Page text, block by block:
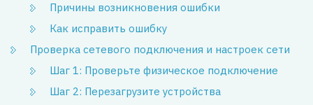
Причины возникновения ошибки
Как исправить ошибку
Проверка сетевого подключения и настроек сети
Шаг 1: Проверьте физическое подключение
Шаг 2: Перезагрузите устройства